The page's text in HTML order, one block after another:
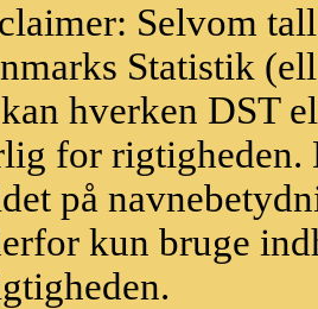
Selvom
Statistik
hverken DST
for
på
kun bruge